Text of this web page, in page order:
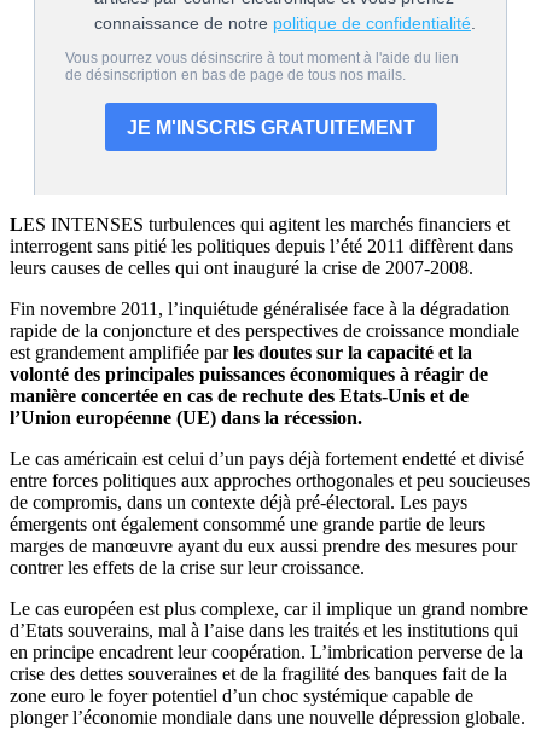
LES INTENSES turbulences qui agitent les marchés financiers et
interrogent sans pitié les politiques depuis l’été 2011 diffèrent dans
leurs causes de celles qui ont inauguré la crise de 2007-2008.
Fin novembre 2011, l’inquiétude généralisée face à la dégradation
rapide de la conjoncture et des perspectives de croissance mondiale
est grandement amplifiée parles doutes sur la capacité et la
volonté des principales puissances économiques à réagir de
manière concertée en cas de rechute des Etats-Unis et de
l’Union européenne (UE) dans la récession.
Le cas américain est celui d’un pays déjà fortement endetté et divisé
entre forces politiques aux approches orthogonales et peu soucieuses
de compromis, dans un contexte déjà pré-électoral. Les pays
émergents ont également consommé une grande partie de leurs
marges de manœuvre ayant du eux aussi prendre des mesures pour
contrer les effets de la crise sur leur croissance.
Le cas européen est plus complexe, car il implique un grand nombre
d’Etats souverains, mal à l’aise dans les traités et les institutions qui
en principe encadrent leur coopération. L’imbrication perverse de la
crise des dettes souveraines et de la fragilité des banques fait de la
zone euro le foyer potentiel d’un choc systémique capable de
plonger l’économie mondiale dans une nouvelle dépression globale.